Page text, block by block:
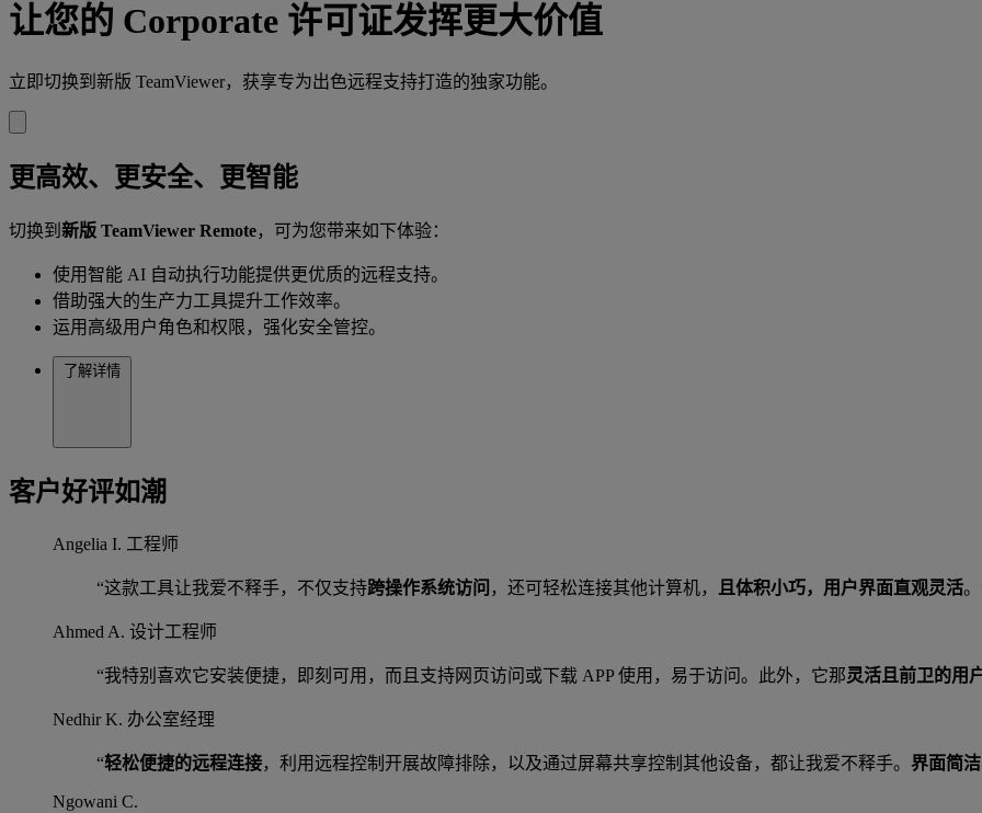
让您的 Corporate 许可证发挥更大价值
立即切换到新版 TeamViewer，获享专为出色远程支持打造的独家功能。
更高效、更安全、更智能
切换到 新版 TeamViewer Remote，可为您带来如下体验：
使用智能 AI 自动执行功能提供更优质的远程支持。
借助强大的生产力工具提升工作效率。
运用高级用户角色和权限，强化安全管控。
了解详情
客户好评如潮
Angelia I. 工程师
“这款工具让我爱不释手，不仅支持跨操作系统访问 ，还可轻松连接其他计算机， 且体积小巧，用户界面直观灵活
Ahmed A. 设计工程师
“我特别喜欢它安装便捷，即刻可用，而且支持网页访问或下载 APP 使用，易于访问。此外，它那灵活且前卫的用
Nedhir K. 办公室经理
“轻松便捷的远程连接，利用远程控制开展故障排除，以及通过屏幕共享控制其他设备，都让我爱不释手。 界面简
Ngowani C.